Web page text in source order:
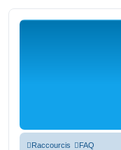
Raccourcis FAQ